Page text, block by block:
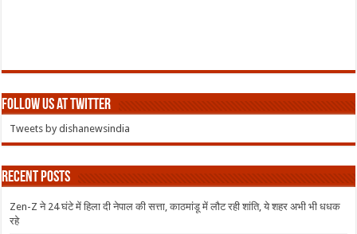
Follow us at Twitter
Tweets by dishanewsindia
Recent Posts
Zen-Z ने 24 घंटे में हिला दी नेपाल की सत्ता, काठमांडू में लौट रही शांति, ये शहर अभी भी धधक
रहे